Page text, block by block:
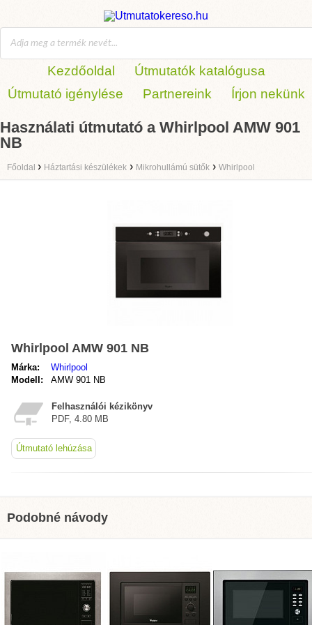
Kezdőoldal
Útmutatók katalógusa
Útmutató igénylése
Partnereink Írjon nekünk
Használati útmutató a Whirlpool AMW 901
NB
Főoldal › Háztartási készülékek › Mikrohullámú sütők › Whirlpool
Whirlpool AMW 901 NB
Márka:
Whirlpool
Modell:
AMW 901 NB
Felhasználói kézikönyv
PDF, 4.80 MB
Útmutató lehúzása
Podobné návody